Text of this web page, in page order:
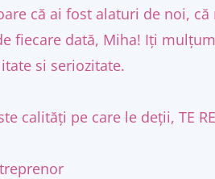
că ai fost alaturi de noi,
fiecare dată, Miha! Iți
si seriozitate.
calități pe care le deții, TE